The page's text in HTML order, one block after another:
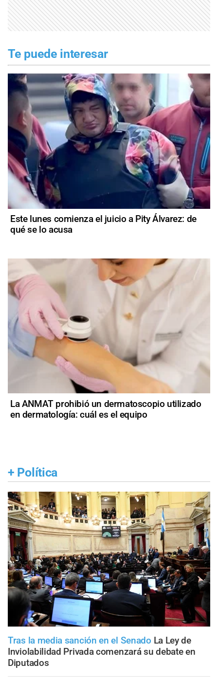
Te puede interesar
Este lunes comienza el juicio a Pity Álvarez: de
qué se lo acusa
La ANMAT prohibió un dermatoscopio utilizado
en dermatología: cuál es el equipo
+ Política
Tras la media sanción en el Senado La Ley de
Inviolabilidad Privada comenzará su debate en
Diputados